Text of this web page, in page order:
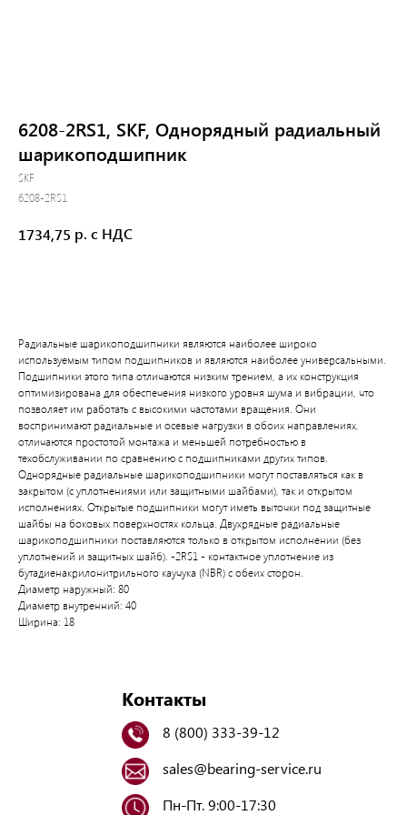
6208-2RS1, SKF, Однорядный радиальный
шарикоподшипник
SKF
6208-2RS1
1734,75 р. с НДС
Радиальные шарикоподшипники являются наиболее широко
используемым типом подшипников и являются наиболее универсальными.
Подшипники этого типа отличаются низким трением, а их конструкция
оптимизирована для обеспечения низкого уровня шума и вибрации, что
позволяет им работать с высокими частотами вращения. Они
воспринимают радиальные и осевые нагрузки в обоих направлениях,
отличаются простотой монтажа и меньшей потребностью в
техобслуживании по сравнению с подшипниками других типов.
Однорядные радиальные шарикоподшипники могут поставляться как в
закрытом (с уплотнениями или защитными шайбами), так и открытом
исполнениях. Открытые подшипники могут иметь выточки под защитные
шайбы на боковых поверхностях кольца. Двухрядные радиальные
шарикоподшипники поставляются только в открытом исполнении (без
уплотнений и защитных шайб). -2RS1 - контактное уплотнение из
бутадиенакрилонитрильного каучука (NBR) с обеих сторон.
Диаметр наружный: 80
Диаметр внутренний: 40
Ширина: 18
Контакты
8 (800) 333-39-12
sales@bearing-service.ru
Пн-Пт. 9:00-17:30